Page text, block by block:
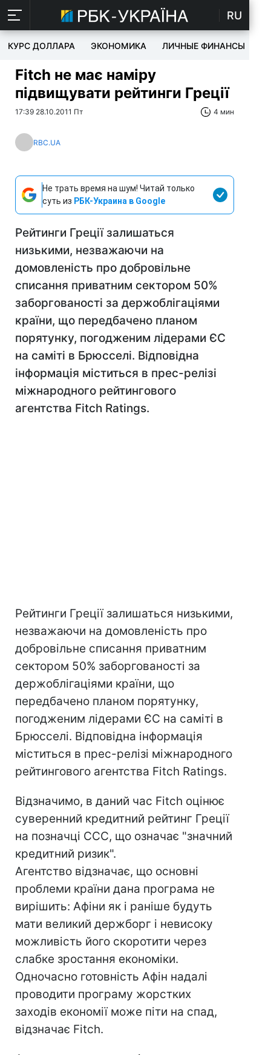
RU
КУРС ДОЛЛАРА ЭКОНОМИКА ЛИЧНЫЕ ФИНАНСЫ
Fitch не має наміру
підвищувати рейтинги Греції
17:39 28.10.2011 Пт 4 мин
RBC.UA
Не трать время на шум! Читай только
суть из РБК-Украина в Google
Рейтинги Греції залишаться
низькими, незважаючи на
домовленість про добровільне
списання приватним сектором 50%
заборгованості за держоблігаціями
країни, що передбачено планом
порятунку, погодженим лідерами ЄС
на саміті в Брюсселі. Відповідна
інформація міститься в прес-релізі
міжнародного рейтингового
агентства Fitch Ratings.
Рейтинги Греції залишаться низькими,
незважаючи на домовленість про
добровільне списання приватним
сектором 50% заборгованості за
держоблігаціями країни, що
передбачено планом порятунку,
погодженим лідерами ЄС на саміті в
Брюсселі. Відповідна інформація
міститься в прес-релізі міжнародного
рейтингового агентства Fitch Ratings.
Відзначимо, в даний час Fitch оцінює
суверенний кредитний рейтинг Греції
на позначці CCC, що означає "значний
кредитний ризик".
Агентство відзначає, що основні
проблеми країни дана програма не
вирішить: Афіни як і раніше будуть
мати великий держборг і невисоку
можливість його скоротити через
слабке зростання економіки.
Одночасно готовність Афін надалі
проводити програму жорстких
заходів економії може піти на спад,
відзначає Fitch.